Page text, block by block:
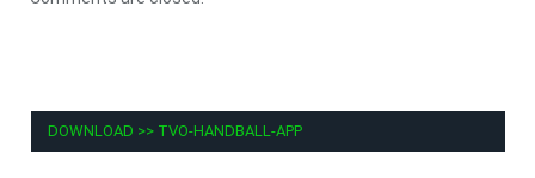
DOWNLOAD >> TVO-HANDBALL-APP